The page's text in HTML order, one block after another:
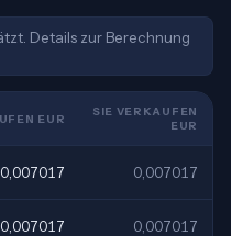
Details zur Berechnung
EUR
SIE VERKAUFEN
EUR
0,007017 0,007017
0,007017 0,007017